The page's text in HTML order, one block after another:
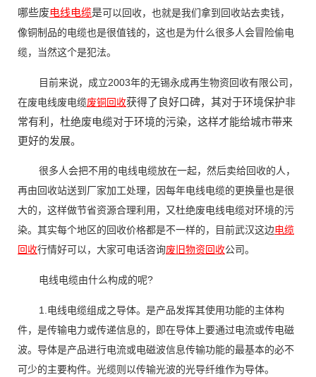
哪些废电线电缆是可以回收，也就是我们拿到回收站去卖钱，
像铜制品的电缆也是很值钱的，这也是为什么很多人会冒险偷电
缆，当然这个是犯法。
目前来说，成立2003年的无锡永成再生物资回收有限公司，
在废电线废电缆废铜回收获得了良好口碑，其对于环境保护非
常有利，杜绝废电缆对于环境的污染，这样才能给城市带来
更好的发展。
很多人会把不用的电线电缆放在一起，然后卖给回收的人，
再由回收站送到厂家加工处理，因每年电线电缆的更换量也是很
大的，这样做节省资源合理利用，又杜绝废电线电缆对环境的污
染。其实每个地区的回收价格都是不一样的，目前武汉这边电缆
回收行情好可以，大家可电话咨询废旧物资回收公司。
电线电缆由什么构成的呢?
1.电线电缆组成之导体。是产品发挥其使用功能的主体构
件，是传输电力或传递信息的，即在导体上要通过电流或传电磁
波。导体是产品进行电流或电磁波信息传输功能的最基本的必不
可少的主要构件。光缆则以传输光波的光导纤维作为导体。